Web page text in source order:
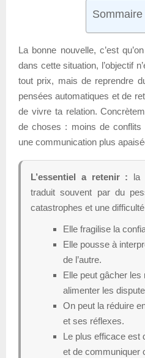
Sommaire
La bonne nouvelle, c’est
dans cette situation, l’objectif
tout prix, mais de reprendre
pensées automatiques et de
de vivre ta relation.
de choses : moins de conflits
une communication plus
L’essentiel a retenir : la
traduit souvent par du
catastrophes et une
Elle fragilise la
Elle pousse à
de l’autre.
Elle peut gâcher
alimenter les
On peut la réduire
et ses réflexes.
Le plus efficace est
et de communiquer